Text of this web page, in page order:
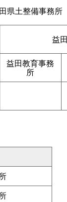
県土整備事務所
益
益田教育事務
所